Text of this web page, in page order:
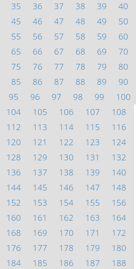
35 36 37 38 39
40
45 46 47 48 49
50
55 56 57 58 59
60
65 66 67 68 69
70
75 76 77 78 79
80
85 86 87 88 89
90
95 96 97 98 99
100
104 105 106 107
108
112 113 114 115
116
120 121 122 123
124
128 129 130 131
132
136 137 138 139
140
144 145 146 147
148
152 153 154 155
156
160 161 162 163
164
168 169 170 171
172
176 177 178 179
180
184 185 186 187
188